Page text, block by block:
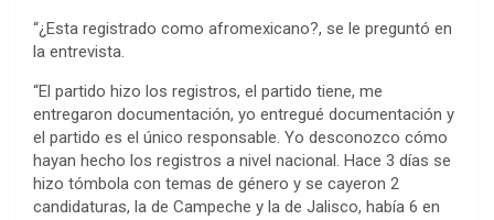
“¿Esta registrado como afromexicano?, se le preguntó en
la entrevista.
“El partido hizo los registros, el partido tiene, me
entregaron documentación, yo entregué documentación y
el partido es el único responsable. Yo desconozco cómo
hayan hecho los registros a nivel nacional. Hace 3 días se
hizo tómbola con temas de género y se cayeron 2
candidaturas, la de Campeche y la de Jalisco, había 6 en